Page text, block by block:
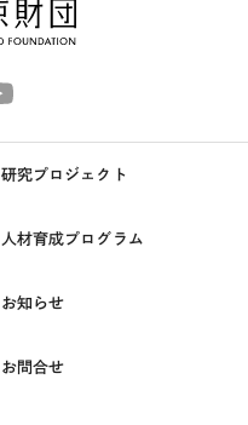
研究プロジェクト
人材育成プログラム
お知らせ
お問合せ